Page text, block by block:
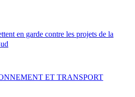
en garde contre les projets de la
ET TRANSPORT